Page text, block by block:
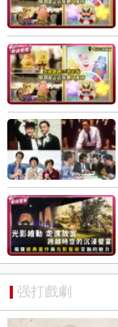
强打戲劇